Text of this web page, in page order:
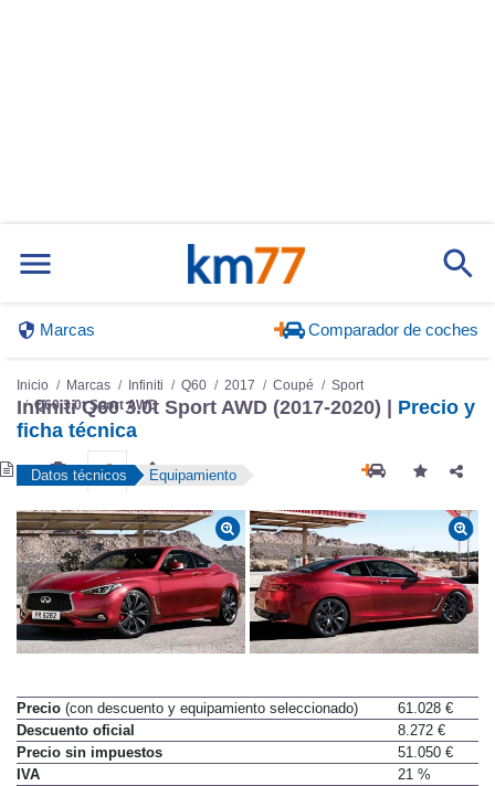
Marcas Comparador de coches
Inicio Marcas Infiniti Q60 2017 Coupé
Sport
Q60 3.0t Sport AWD
Infiniti Q60 3.0t Sport AWD (2017-2020) | Precio y
ficha técnica
Datos técnicos Equipamiento
Precio (con descuento y equipamiento seleccionado)
61.028 €
Descuento oficial
8.272 €
Precio sin impuestos
51.050 €
IVA
21 %